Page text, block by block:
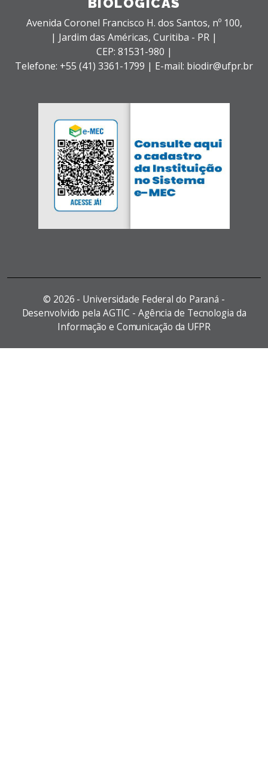
Avenida Coronel Francisco H. dos Santos, nº 100,
| Jardim das Américas, Curitiba - PR |
CEP: 81531-980 |
Telefone: +55 (41) 3361-1799 | E-mail: biodir@ufpr.br
© 2026 - Universidade Federal do Paraná -
Desenvolvido pela AGTIC - Agência de Tecnologia da
Informação e Comunicação da UFPR